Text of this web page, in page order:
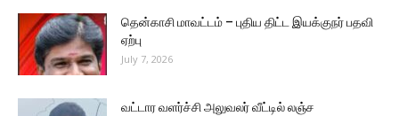
தென்காசி மாவட்டம் – புதிய திட்ட இயக்குநர் பதவி
ஏற்பு
July 7, 2026
வட்டார வளர்ச்சி அலுவலர் வீட்டில் லஞ்ச